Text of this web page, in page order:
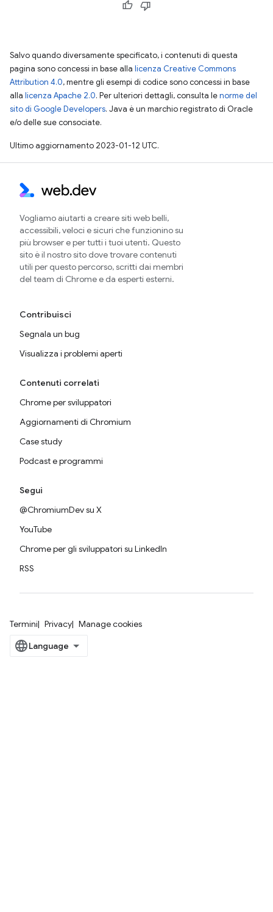
Salvo quando diversamente specificato, i contenuti di questa
pagina sono concessi in base alla licenza Creative Commons
Attribution 4.0, mentre gli esempi di codice sono concessi in base
alla licenza Apache 2.0. Per ulteriori dettagli, consulta lenorme del
sito di Google Developers. Java è un marchio registrato di Oracle
e/o delle sue consociate.
Ultimo aggiornamento 2023-01-12 UTC.
Vogliamo aiutarti a creare siti web belli,
accessibili, veloci e sicuri che funzionino su
più browser e per tutti i tuoi utenti. Questo
sito è il nostro sito dove trovare contenuti
utili per questo percorso, scritti dai membri
del team di Chrome e da esperti esterni.
Contribuisci
Segnala un bug
Visualizza i problemi aperti
Contenuti correlati
Chrome per sviluppatori
Aggiornamenti di Chromium
Case study
Podcast e programmi
Segui
@ChromiumDev su X
YouTube
Chrome per gli sviluppatori su LinkedIn
RSS
Termini Privacy Manage cookies